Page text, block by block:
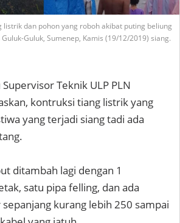
dan pohon yang roboh akibat puting beliung
Guluk, Sumenep, Kamis (19/12/2019) siang.
Teknik ULP PLN
kontruksi tiang listrik yang
yang terjadi siang tadi ada
ditambah lagi dengan 1
satu pipa felling, dan ada
kurang lebih 250 sampai